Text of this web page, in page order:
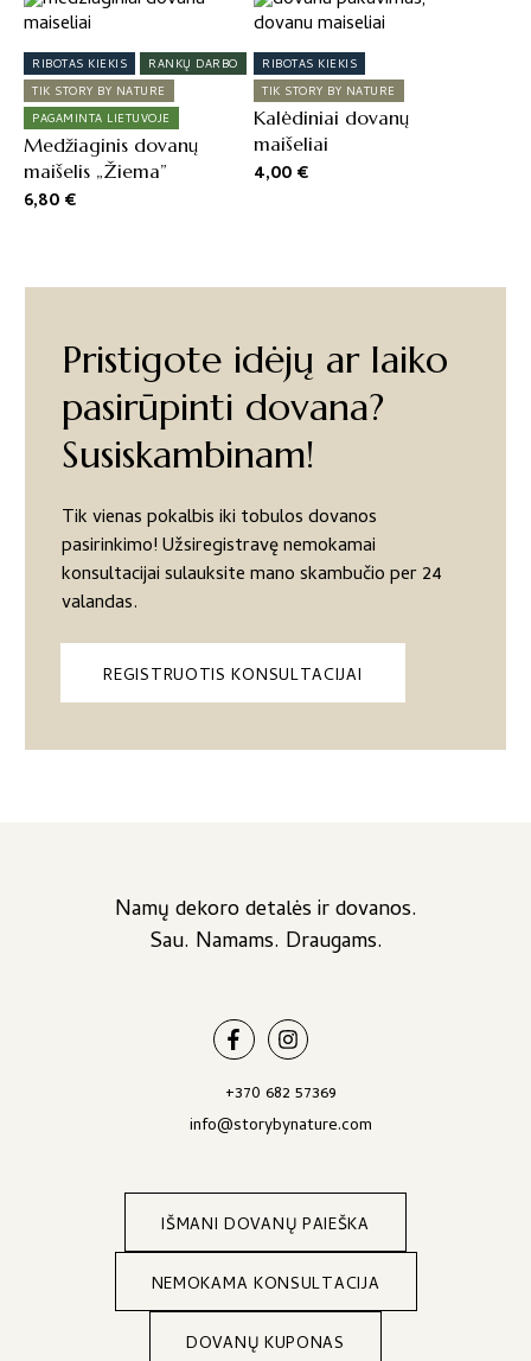
RIBOTAS KIEKIS
RANKŲ DARBO
TIK STORY BY NATURE
PAGAMINTA LIETUVOJE
Medžiaginis dovanų
maišelis „Žiema”
6,80€
RIBOTAS KIEKIS
TIK STORY BY NATURE
Kalėdiniai dovanų
maišeliai
4,00€
Pristigote idėjų ar laiko
pasirūpinti dovana?
Susiskambinam!
Tik vienas pokalbis iki tobulos dovanos
pasirinkimo! Užsiregistravę nemokamai
konsultacijai sulauksite mano skambučio per 24
valandas.
REGISTRUOTIS KONSULTACIJAI
Namų dekoro detalės ir dovanos.
Sau. Namams. Draugams.
+370 682 57369
info@storybynature.com
IŠMANI DOVANŲ PAIEŠKA
NEMOKAMA KONSULTACIJA
DOVANŲ KUPONAS